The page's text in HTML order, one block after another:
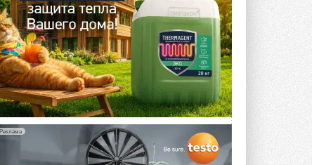
Исследователи предложили
конструкцию двухисточникового ...
ВЧЕРА
21-й ежегодный форум
«ЦОД-2026»
Мероприятие пройдет 2-3 сентября в
отеле Radisson Slavyanskaya. Форум
посетит более двух тысяч участников ...
ВЧЕРА
Китайская Shenling представила
линейку тепловых насосов
Реклама